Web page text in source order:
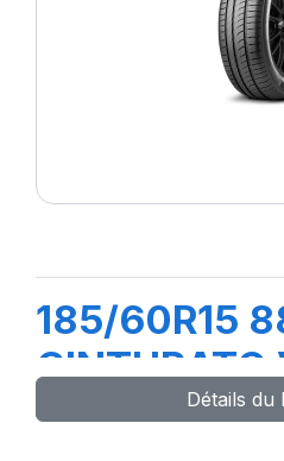
185/60R15
CINTURATO
Détails du